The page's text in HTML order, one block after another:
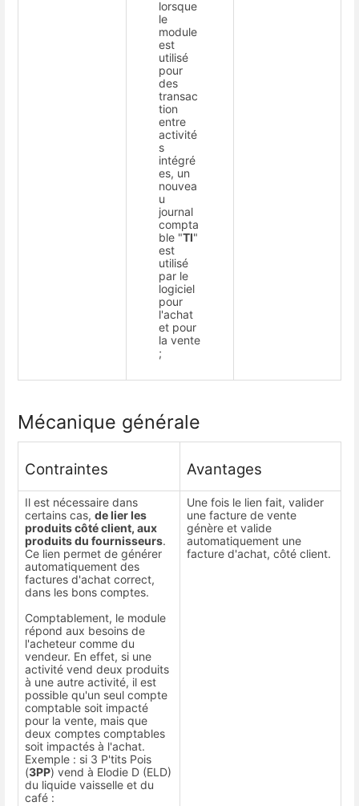
lorsque
le
module
est
utilisé
pour
des
transac
tion
entre
activité
s
intégré
es, un
nouvea
u
journal
compta
ble "TI"
est
utilisé
par le
logiciel
pour
l'achat
et pour
la vente
;
Mécanique générale
Contraintes Avantages
Il est nécessaire dans
certains cas, de lier les
produits côté client, aux
produits du fournisseurs.
Ce lien permet de générer
automatiquement des
factures d'achat correct,
dans les bons comptes.
Comptablement, le module
répond aux besoins de
l'acheteur comme du
vendeur. En effet, si une
activité vend deux produits
à une autre activité, il est
possible qu'un seul compte
comptable soit impacté
pour la vente, mais que
deux comptes comptables
soit impactés à l'achat.
Exemple : si 3 P'tits Pois
(3PP) vend à Elodie D (ELD)
du liquide vaisselle et du
café :
Une fois le lien fait, valider
une facture de vente
génère et valide
automatiquement une
facture d'achat, côté client.